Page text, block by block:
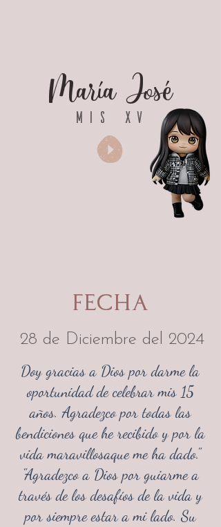
María José
Mis XV
Fecha
28 de Diciembre del 2024
Doy gracias a Dios por darme la
oportunidad de celebrar mis 15
años. Agradezco por todas las
bendiciones que he recibido y por la
vida maravillosaque me ha dado."
"Agradezco a Dios por guiarme a
través de los desafíos de la vida y
por siempre estar a mi lado. Su